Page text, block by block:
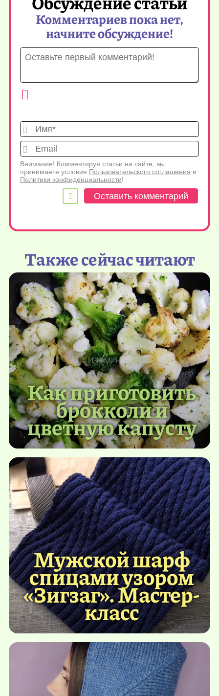
Комментариев пока нет,
начните обсуждение!
Имя*
Внимание! Комментируя статьи на сайте, вы
принимаете условия Пользовательского соглашения и
Политики конфиденциальности!
Также сейчас читают
Как приготовить
брокколи и
цветную капусту
Мужской шарф
спицами узором
«Зигзаг». Мастер-
класс